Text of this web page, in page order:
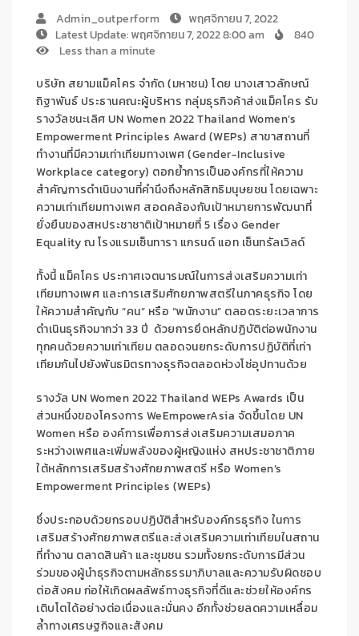
Admin_outperform
พฤศจิกายน 7, 2022
Latest Update: พฤศจิกายน 7, 2022 8:00 am
840
Less than a minute
บริษัท สยามแม็คโคร จำกัด (มหาชน) โดย นางเสาวลักษณ์
ถิฐาพันธ์ ประธานคณะผู้บริหาร กลุ่มธุรกิจค้าส่งแม็คโคร รับ
รางวัลชนะเลิศUN Women 2022 Thailand Women’s
Empowerment Principles Award (WEPs) สาขาสถานที่
ทำงานที่มีความเท่าเทียมทางเพศ(Gender-Inclusive
Workplace category) ตอกย้ำการเป็นองค์กรที่ให้ความ
สำคัญการดำเนินงานที่คำนึงถึงหลักสิทธิมนุษยชน โดยเฉพาะ
ความเท่าเทียมทางเพศ สอดคล้องกับเป้าหมายการพัฒนาที่
ยั่งยืนของสหประชาชาติเป้าหมายที่5 เรื่องGender
Equalityณโรงแรมเซ็นทารา แกรนด์ แอท เซ็นทรัลเวิลด์
ทั้งนี้ แม็คโคร ประกาศเจตนารมณ์ในการส่งเสริมความเท่า
เทียมทางเพศ และการเสริมศักยภาพสตรีในภาคธุรกิจโดย
ให้ความสำคัญกับ “คน” หรือ “พนักงาน” ตลอดระยะเวลาการ
ดำเนินธุรกิจมากว่า33 ปี ด้วยการยึดหลักปฏิบัติต่อพนักงาน
ทุกคนด้วยความเท่าเทียม ตลอดจนยกระดับการปฏิบัติที่เท่า
เทียมกันไปยังพันธมิตรทางธุรกิจตลอดห่วงโซ่อุปทานด้วย
รางวัล UN Women2022Thailand WEPs Awards เป็น
ส่วนหนึ่งของโครงการ WeEmpowerAsia จัดขึ้นโดย UN
Women หรือ องค์การเพื่อการส่งเสริมความเสมอภาค
ระหว่างเพศและเพิ่มพลังของผู้หญิงแห่ง สหประชาชาติภาย
ใต้หลักการเสริมสร้างศักยภาพสตรี หรือ Women’s
Empowerment Principles (WEPs)
ซึ่งประกอบด้วยกรอบปฏิบัติสำหรับองค์กรธุรกิจ ในการ
เสริมสร้างศักยภาพสตรีและส่งเสริมความเท่าเทียมในสถาน
ที่ทำงาน ตลาดสินค้า และชุมชน รวมทั้งยกระดับการมีส่วน
ร่วมของผู้นําธุรกิจตามหลักธรรมาภิบาลและความรับผิดชอบ
ต่อสังคม ก่อให้เกิดผลลัพธ์ทางธุรกิจที่ดีและช่วยให้องค์กร
เติบโตได้อย่างต่อเนื่องและมั่นคง อีกทั้งช่วยลดความเหลื่อม
ล้ำทางเศรษฐกิจและสังคม